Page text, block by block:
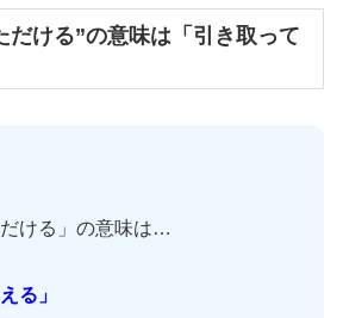
だける”の意味は「引き取って
だける」の意味は…
る」